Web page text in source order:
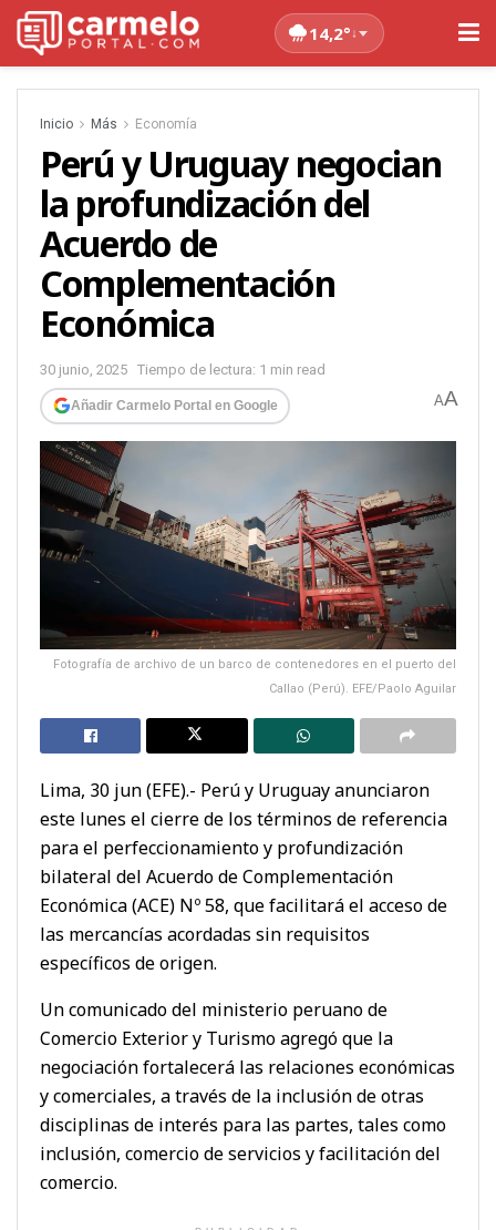
14,2°↓
Inicio Más Economía
Perú y Uruguay negocian
la profundización del
Acuerdo de
Complementación
Económica
30 junio, 2025 Tiempo de lectura: 1 min read
Añadir Carmelo Portal en Google AA
Fotografía de archivo de un barco de contenedores en el puerto del
Callao (Perú). EFE/Paolo Aguilar
Lima, 30 jun (EFE).- Perú y Uruguay anunciaron
este lunes el cierre de los términos de referencia
para el perfeccionamiento y profundización
bilateral del Acuerdo de Complementación
Económica (ACE) Nº 58, que facilitará el acceso de
las mercancías acordadas sin requisitos
específicos de origen.
Un comunicado del ministerio peruano de
Comercio Exterior y Turismo agregó que la
negociación fortalecerá las relaciones económicas
y comerciales, a través de la inclusión de otras
disciplinas de interés para las partes, tales como
inclusión, comercio de servicios y facilitación del
comercio.